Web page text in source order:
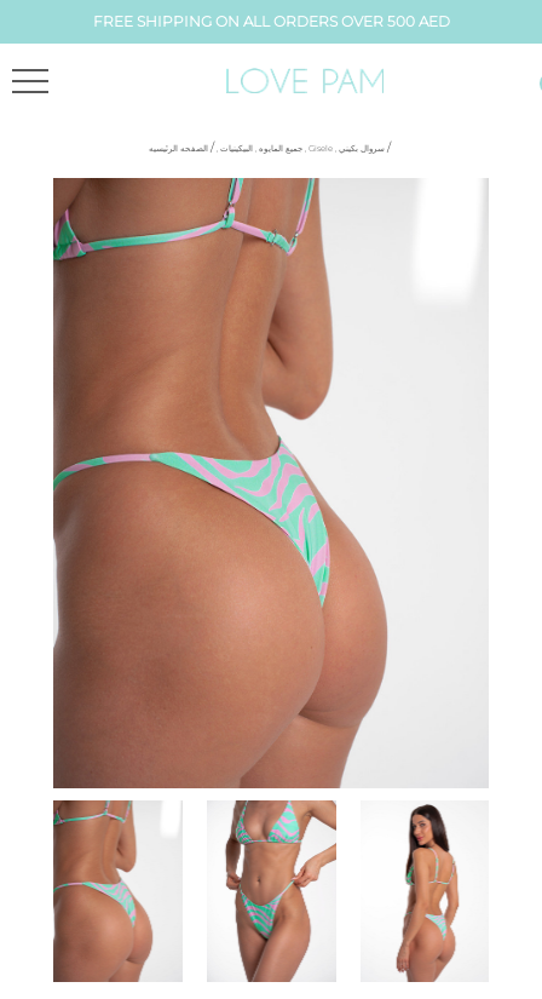
FREE SHIPPING ON ALL ORDERS OVER 500 AED
الصفحه الرئيسيه / , جميع المايوه , البيكينيات , Gisele , سروال بكيني /